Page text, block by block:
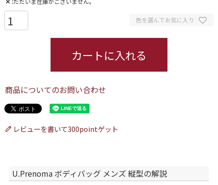
色を選んでお気に入り
カートに入れる
商品についてのお問い合わせ
レビューを書いて300pointゲット
U.Prenoma ボディバッグ メンズ 縦型の解説